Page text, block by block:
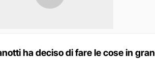
ha deciso di fare le cose in